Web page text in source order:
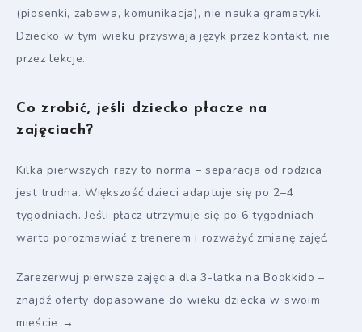
(piosenki, zabawa, komunikacja), nie nauka gramatyki.
Dziecko w tym wieku przyswaja język przez kontakt, nie
przez lekcje.
Co zrobić, jeśli dziecko płacze na
zajęciach?
Kilka pierwszych razy to norma – separacja od rodzica
jest trudna. Większość dzieci adaptuje się po 2–4
tygodniach. Jeśli płacz utrzymuje się po 6 tygodniach –
warto porozmawiać z trenerem i rozważyć zmianę zajęć.
Zarezerwuj pierwsze zajęcia dla 3-latka na Bookkido –
znajdź oferty dopasowane do wieku dziecka w swoim
mieście →